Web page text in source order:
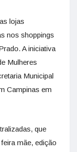
lojas
nos shoppings
A iniciativa
Mulheres
Municipal
Campinas em
que
mãe, edição